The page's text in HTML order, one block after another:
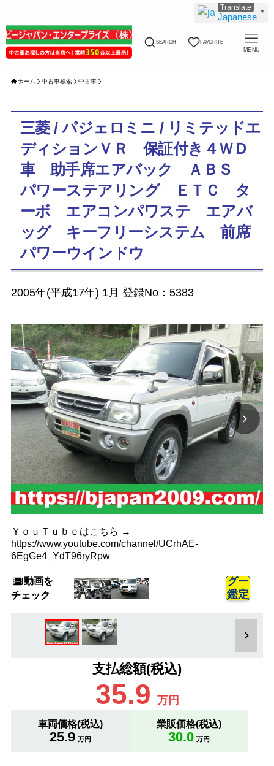
SEARCH FAVORITE
MENU
ホーム 中古車検索 中古車
三菱 / パジェロミニ / リミテッドエ
ディションＶＲ 保証付き４ＷＤ
車 助手席エアバック ＡＢＳ
パワーステアリング ＥＴＣ タ
ーボ エアコンパワステ エアバ
ッグ キーフリーシステム 前席
パワーウインドウ
2005年(平成17年) 1月 登録No：5383
ＹｏｕＴｕｂｅはこちら →
https://www.youtube.com/channel/UCrhAE-
6EgGe4_YdT96ryRpw
動画を
チェック
グー
鑑定
支払総額(税込)
35.9 万円
車両価格(税込)
25.9 万円
業販価格(税込)
30.0 万円
Japanese ▼